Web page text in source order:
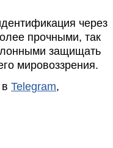
через
прочными, так
защищать
мировоззрения.
Telegram,